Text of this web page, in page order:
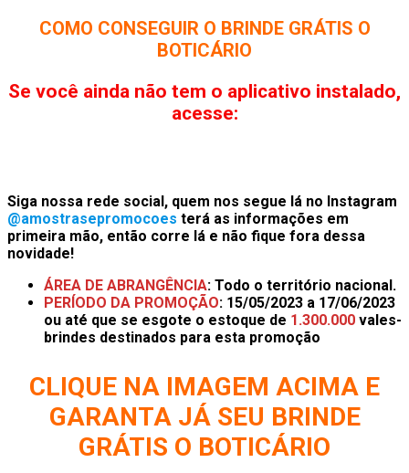
COMO CONSEGUIR O BRINDE GRÁTIS O
BOTICÁRIO
Se você ainda não tem o aplicativo instalado,
acesse:
Siga nossa rede social, quem nos segue lá no Instagram
@amostrasepromocoes terá as informações em
primeira mão, então corre lá e não fique fora dessa
novidade!
ÁREA DE ABRANGÊNCIA: Todo o território nacional.
PERÍODO DA PROMOÇÃO: 15/05/2023 a 17/06/2023
ou até que se esgote o estoque de 1.300.000 vales-
brindes destinados para esta promoção
CLIQUE NA IMAGEM ACIMA E
GARANTA JÁ SEU BRINDE
GRÁTIS O BOTICÁRIO